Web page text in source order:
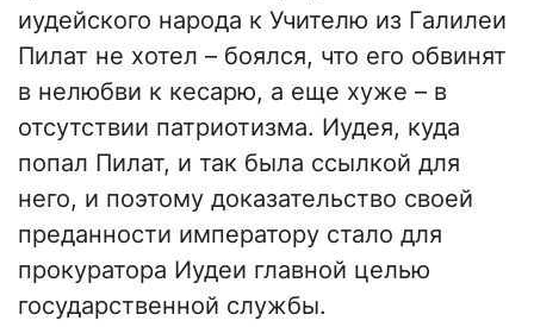
иудейского народа к Учителю из Галилеи
Пилат не хотел – боялся, что его обвинят
в нелюбви к кесарю, а еще хуже – в
отсутствии патриотизма. Иудея, куда
попал Пилат, и так была ссылкой для
него, и поэтому доказательство своей
преданности императору стало для
прокуратора Иудеи главной целью
государственной службы.